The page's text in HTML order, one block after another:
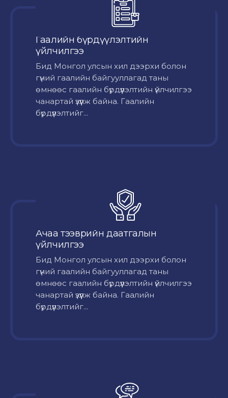
Гаалийн бүрдүүлэлтийн
үйлчилгээ
Бид Монгол улсын хил дээрхи болон
гүний гаалийн байгууллагад таны
өмнөөс гаалийн бүрдүүлэлтийн үйлчилгээ
чанартай үзүүлж байна. Гаалийн
бүрдүүлэлтийг...
Ачаа тээврийн даатгалын
үйлчилгээ
Бид Монгол улсын хил дээрхи болон
гүний гаалийн байгууллагад таны
өмнөөс гаалийн бүрдүүлэлтийн үйлчилгээ
чанартай үзүүлж байна. Гаалийн
бүрдүүлэлтийг...